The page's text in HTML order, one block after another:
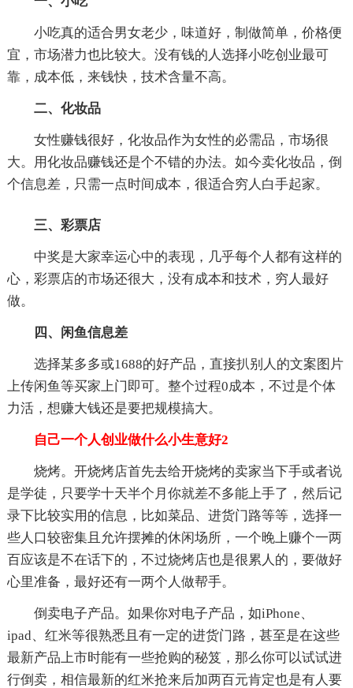
小吃真的适合男女老少，味道好，制做简单，价格便
宜，市场潜力也比较大。没有钱的人选择小吃创业最可
靠，成本低，来钱快，技术含量不高。
二、化妆品
女性赚钱很好，化妆品作为女性的必需品，市场很
大。用化妆品赚钱还是个不错的办法。如今卖化妆品，倒
个信息差，只需一点时间成本，很适合穷人白手起家。
三、彩票店
中奖是大家幸运心中的表现，几乎每个人都有这样的
心，彩票店的市场还很大，没有成本和技术，穷人最好
做。
四、闲鱼信息差
选择某多多或1688的好产品，直接扒别人的文案图片
上传闲鱼等买家上门即可。整个过程0成本，不过是个体
力活，想赚大钱还是要把规模搞大。
自己一个人创业做什么小生意好2
烧烤。开烧烤店首先去给开烧烤的卖家当下手或者说
是学徒，只要学十天半个月你就差不多能上手了，然后记
录下比较实用的信息，比如菜品、进货门路等等，选择一
些人口较密集且允许摆摊的休闲场所，一个晚上赚个一两
百应该是不在话下的，不过烧烤店也是很累人的，要做好
心里准备，最好还有一两个人做帮手。
倒卖电子产品。如果你对电子产品，如iPhone、
ipad、红米等很熟悉且有一定的进货门路，甚至是在这些
最新产品上市时能有一些抢购的秘笈，那么你可以试试进
行倒卖，相信最新的红米抢来后加两百元肯定也是有人要